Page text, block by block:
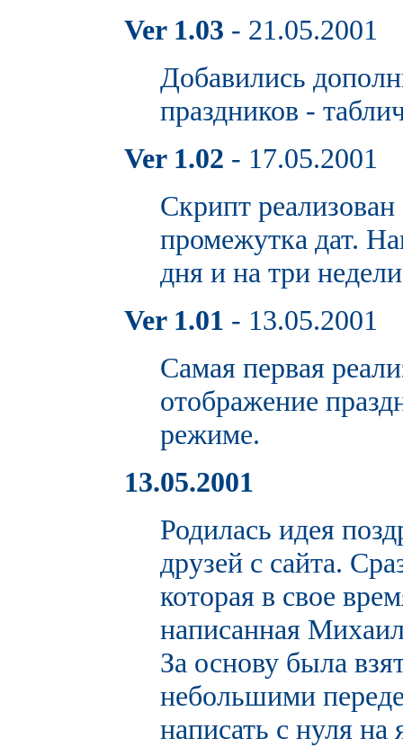
Ver 1.03 - 21.05.2001
Добавились
праздников -
Ver 1.02 - 17.05.2001
Скрипт
промежутка дат.
дня и на три
Ver 1.01 - 13.05.2001
Самая первая
отображение
режиме.
13.05.2001
Родилась идея
друзей с сайта.
которая в свое
написанная
За основу была
небольшими
написать с нуля на